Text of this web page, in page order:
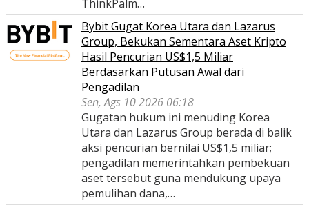
ThinkPalm…
Bybit Gugat Korea Utara dan Lazarus
Group, Bekukan Sementara Aset Kripto
Hasil Pencurian US$1,5 Miliar
Berdasarkan Putusan Awal dari
Pengadilan
Sen, Ags 10 2026 06:18
Gugatan hukum ini menuding Korea
Utara dan Lazarus Group berada di balik
aksi pencurian bernilai US$1,5 miliar;
pengadilan memerintahkan pembekuan
aset tersebut guna mendukung upaya
pemulihan dana,…